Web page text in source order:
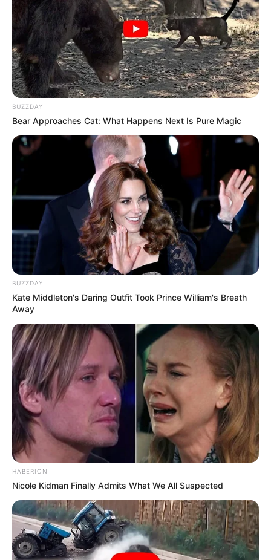
My Troublesome Star Aema
Serem! 9 Chat Ojek Online &
Pelanggan Ini Bikin Auto
Merinding
BUZZDAY
Bear Approaches Cat: What Happens Next Is Pure Magic
BUZZDAY
Kate Middleton's Daring Outfit Took Prince William's Breath
Away
HABERION
Nicole Kidman Finally Admits What We All Suspected